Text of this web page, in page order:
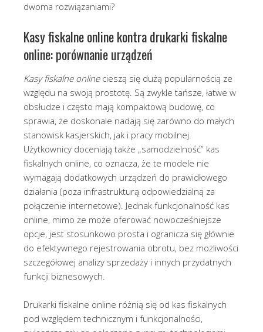
dwoma rozwiązaniami?
Kasy fiskalne online kontra drukarki fiskalne
online: porównanie urządzeń
Kasy fiskalne onlinecieszą się dużą popularnością ze
względu na swoją prostotę. Są zwykle tańsze, łatwe w
obsłudze i często mają kompaktową budowę, co
sprawia, że doskonale nadają się zarówno do małych
stanowisk kasjerskich, jak i pracy mobilnej.
Użytkownicy doceniają także „samodzielność” kas
fiskalnych online, co oznacza, że te modele nie
wymagają dodatkowych urządzeń do prawidłowego
działania (poza infrastrukturą odpowiedzialną za
połączenie internetowe). Jednak funkcjonalność kas
online, mimo że może oferować nowocześniejsze
opcje, jest stosunkowo prosta i ogranicza się głównie
do efektywnego rejestrowania obrotu, bez możliwości
szczegółowej analizy sprzedaży i innych przydatnych
funkcji biznesowych.
Drukarki fiskalne online różnią się od kas fiskalnych
pod względem technicznym i funkcjonalności,